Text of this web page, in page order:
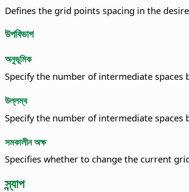
Defines the grid points spacing in the
উপবিভাগ
অনুভূমিক
Specify the number of intermediate spaces
উল্লম্ব
Specify the number of intermediate spaces
সমকালীন অক্ষ
Specifies whether to change the current
স্ন্যাপ